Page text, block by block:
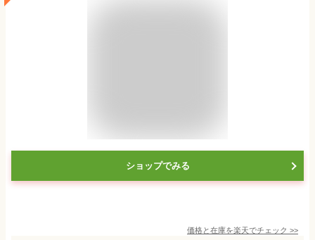
ショップでみる
価格と在庫を楽天でチェック >>